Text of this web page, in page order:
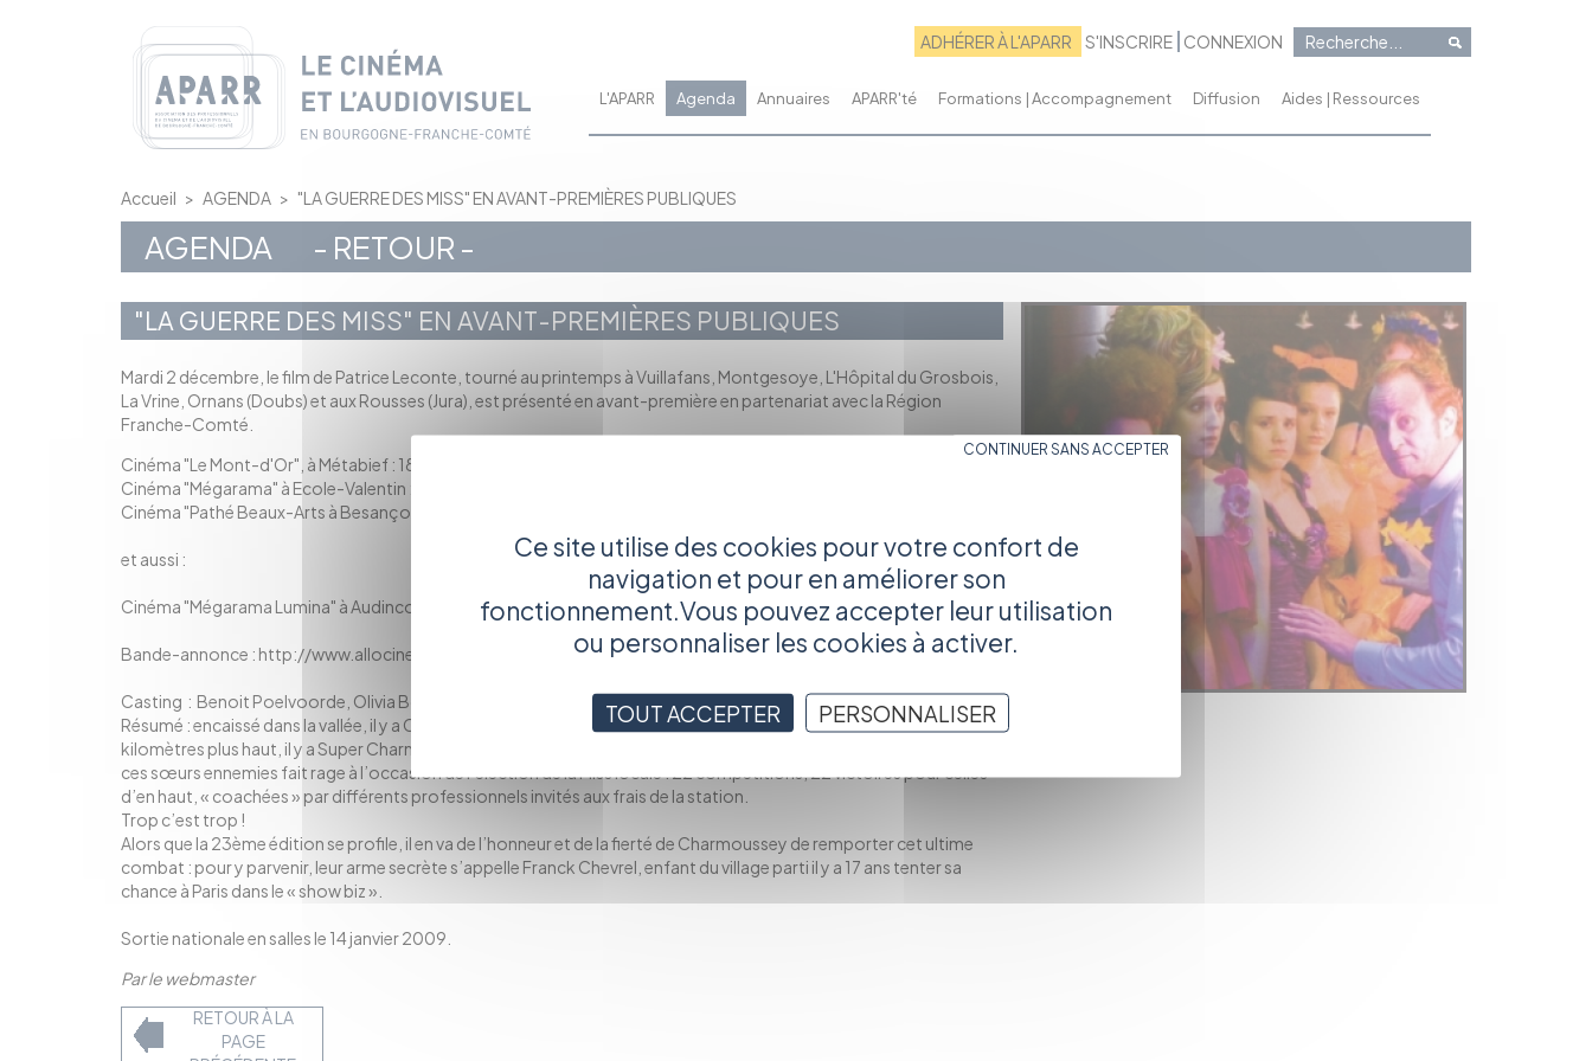
ADHÉRER À L'APARR S'INSCRIRE CONNEXION
L'APARR Agenda Annuaires APARR'té Formations | Accompagnement Diffusion Aides | Ressources
Accueil > AGENDA > "LA GUERRE DES MISS" EN AVANT-PREMIÈRES PUBLIQUES
AGENDA - RETOUR -
"LA GUERRE DES MISS" EN AVANT-PREMIÈRES PUBLIQUES
Mardi 2 décembre, le film de Patrice Leconte, tourné au printemps à Vuillafans, Montgesoye, L'Hôpital du Grosbois,
La Vrine, Ornans (Doubs) et aux Rousses (Jura), est présenté en avant-première en partenariat avec la Région
Franche-Comté.
Cinéma "Le Mont-d'Or", à Métabief : 18h, avec l'équipe en début de projection, puis à 20h
Cinéma "Mégarama" à Ecole-Valentin : 20h, avec l'équipe en début de projection
Cinéma "Pathé Beaux-Arts à Besançon : 20h30, débat avec l'équipe en fin de projection
et aussi :
Cinéma "Mégarama Lumina" à Audincourt : à 20h10 et 22h15
Bande-annonce : http://www.allocine.fr/seance/film_gen_cprojection=139468.html
Casting : Benoit Poelvoorde, Olivia Bonamy, Christian Charmetant, Laurent Gamelon et Jacques Mathou.
Résumé : encaissé dans la vallée, il y a Charmoussey, petit village frappé durement par la récession. Quelques
kilomètres plus haut, il y a Super Charmoussey, station de ski familiale et prospère. Chaque année la rivalité entre
ces sœurs ennemies fait rage à l’occasion de l’élection de la Miss locale : 22 compétitions, 22 victoires pour celles
d’en haut, « coachées » par différents professionnels invités aux frais de la station.
Trop c’est trop !
Alors que la 23ème édition se profile, il en va de l’honneur et de la fierté de Charmoussey de remporter cet ultime
combat : pour y parvenir, leur arme secrète s’appelle Franck Chevrel, enfant du village parti il y a 17 ans tenter sa
chance à Paris dans le « show biz ».
Sortie nationale en salles le 14 janvier 2009.
Par le webmaster
RETOUR À LA
PAGE
Ce site utilise des cookies pour votre confort de
navigation et pour en améliorer son
fonctionnement.Vous pouvez accepter leur utilisation
ou personnaliser les cookies à activer.
TOUT ACCEPTER
CONTINUER SANS ACCEPTER
PERSONNALISER